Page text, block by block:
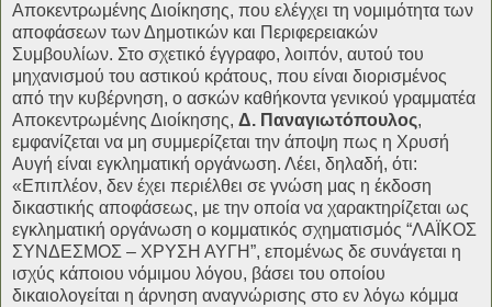
Αποκεντρωμένης Διοίκησης, που ελέγχει τη νομιμότητα των
αποφάσεων των Δημοτικών και Περιφερειακών
Συμβουλίων. Στο σχετικό έγγραφο, λοιπόν, αυτού του
μηχανισμού του αστικού κράτους, που είναι διορισμένος
από την κυβέρνηση, ο ασκών καθήκοντα γενικού γραμματέα
Αποκεντρωμένης Διοίκησης, Δ. Παναγιωτόπουλος,
εμφανίζεται να μη συμμερίζεται την άποψη πως η Χρυσή
Αυγή είναι εγκληματική οργάνωση. Λέει, δηλαδή, ότι:
«Επιπλέον, δεν έχει περιέλθει σε γνώση μας η έκδοση
δικαστικής αποφάσεως, με την οποία να χαρακτηρίζεται ως
εγκληματική οργάνωση ο κομματικός σχηματισμός “ΛΑΪΚΟΣ
ΣΥΝΔΕΣΜΟΣ – ΧΡΥΣΗ ΑΥΓΗ”, επομένως δε συνάγεται η
ισχύς κάποιου νόμιμου λόγου, βάσει του οποίου
δικαιολογείται η άρνηση αναγνώρισης στο εν λόγω κόμμα